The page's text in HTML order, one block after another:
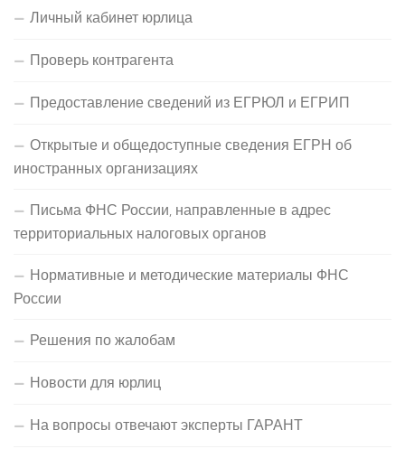
Личный кабинет юрлица
Проверь контрагента
Предоставление сведений из ЕГРЮЛ и ЕГРИП
Открытые и общедоступные сведения ЕГРН об
иностранных организациях
Письма ФНС России, направленные в адрес
территориальных налоговых органов
Нормативные и методические материалы ФНС
России
Решения по жалобам
Новости для юрлиц
На вопросы отвечают эксперты ГАРАНТ